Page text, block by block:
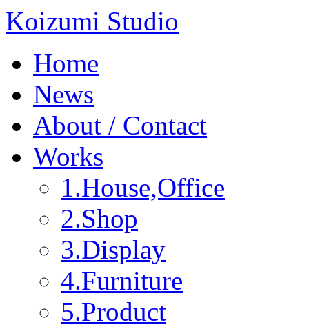
Koizumi Studio
Home
News
About / Contact
Works
1.House,Office
2.Shop
3.Display
4.Furniture
5.Product